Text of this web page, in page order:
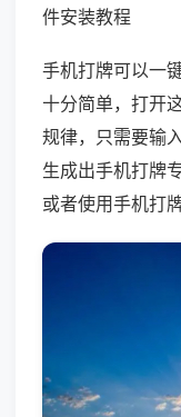
件安装教程
手机打牌可以一
十分简单，打开
规律，只需要输
生成出手机打牌
或者使用手机打